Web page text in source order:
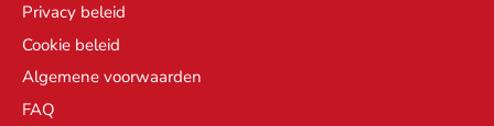
Privacy beleid
Cookie beleid
Algemene voorwaarden
FAQ